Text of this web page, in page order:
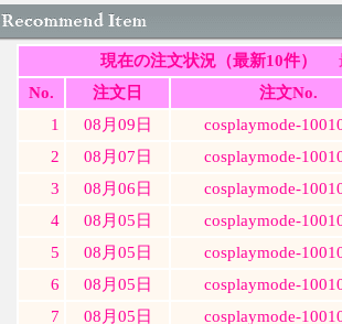
Men's Costume（メンズコスチューム・メンコ